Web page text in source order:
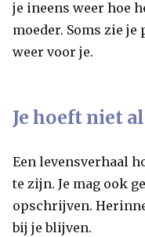
je ineens weer hoe
moeder. Soms zie
weer voor je.
Je hoeft niet
Een levensverhaal
te zijn. Je mag ook
opschrijven.
bij je blijven.